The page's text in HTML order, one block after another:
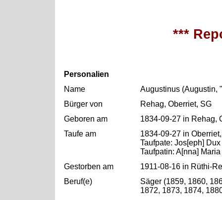
***
Personalien
Name
Augustinus (Augustin,
Bürger von
Rehag, Oberriet, SG
Geboren am
1834-09-27 in Rehag,
Taufe am
1834-09-27 in
Taufpate: Jos[eph] Dux
Taufpatin: A[nna]
Gestorben am
1911-08-16 in Rüthi-
Beruf(e)
Säger (1859, 1860,
1872, 1873, 1874,